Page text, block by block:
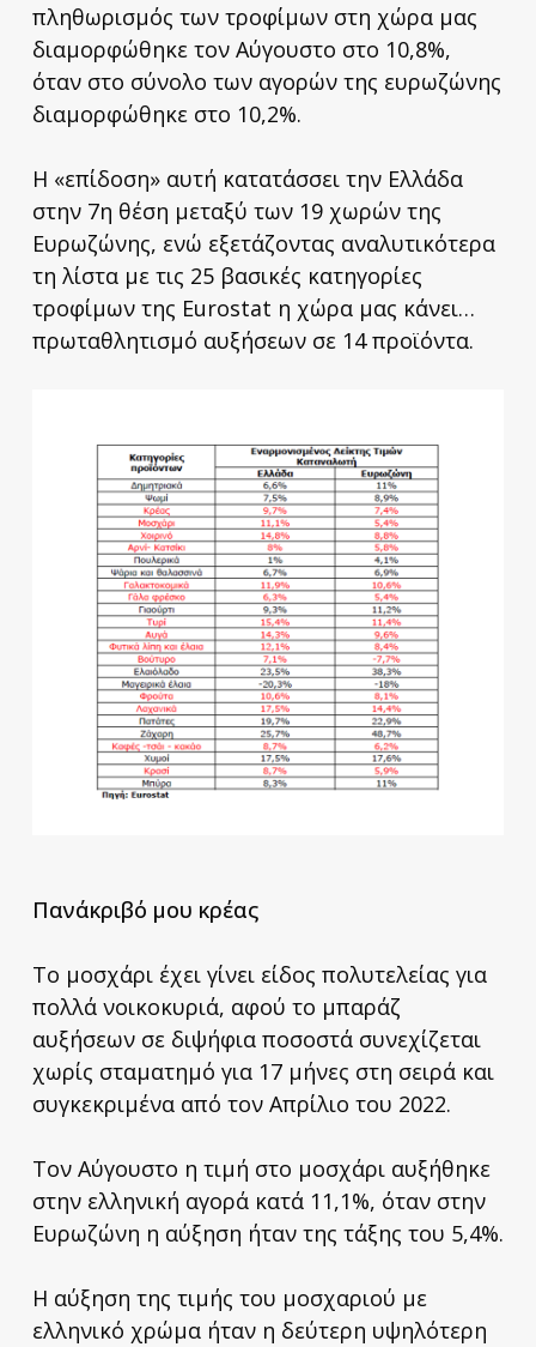
πληθωρισμός των τροφίμων στη χώρα μας
διαμορφώθηκε τον Αύγουστο στο 10,8%,
όταν στο σύνολο των αγορών της ευρωζώνης
διαμορφώθηκε στο 10,2%.
Η «επίδοση» αυτή κατατάσσει την Ελλάδα
στην 7η θέση μεταξύ των 19 χωρών της
Ευρωζώνης, ενώ εξετάζοντας αναλυτικότερα
τη λίστα με τις 25 βασικές κατηγορίες
τροφίμων της Eurostat η χώρα μας κάνει…
πρωταθλητισμό αυξήσεων σε 14 προϊόντα.
Πανάκριβό μου κρέας
Το μοσχάρι έχει γίνει είδος πολυτελείας για
πολλά νοικοκυριά, αφού το μπαράζ
αυξήσεων σε διψήφια ποσοστά συνεχίζεται
χωρίς σταματημό για 17 μήνες στη σειρά και
συγκεκριμένα από τον Απρίλιο του 2022.
Τον Αύγουστο η τιμή στο μοσχάρι αυξήθηκε
στην ελληνική αγορά κατά 11,1%, όταν στην
Ευρωζώνη η αύξηση ήταν της τάξης του 5,4%.
Η αύξηση της τιμής του μοσχαριού με
ελληνικό χρώμα ήταν η δεύτερη υψηλότερη